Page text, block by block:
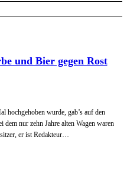
und Bier gegen Rost
hochgehoben wurde, gab’s auf den
dem nur zehn Jahre alten Wagen waren
er ist Redakteur…